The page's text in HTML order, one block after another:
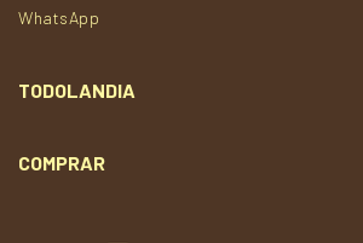
WhatsApp
TODOLANDIA
COMPRAR